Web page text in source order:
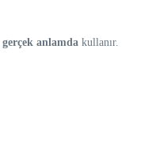
gerçek anlamda kullanır.